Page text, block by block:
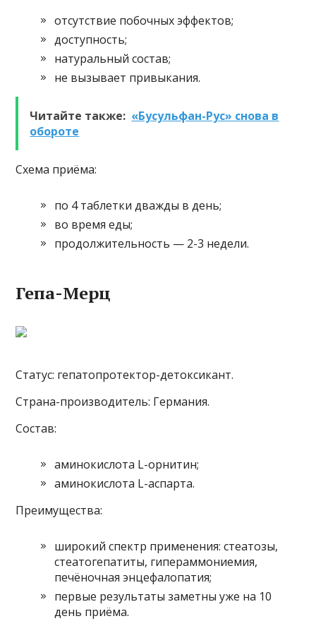
отсутствие побочных эффектов;
доступность;
натуральный состав;
не вызывает привыкания.
Читайте также: «Бусульфан-Рус» снова в
обороте
Схема приёма:
по 4 таблетки дважды в день;
во время еды;
продолжительность — 2-3 недели.
Гепа-Мерц
Статус: гепатопротектор-детоксикант.
Страна-производитель: Германия.
Состав:
аминокислота L-орнитин;
аминокислота L-аспарта.
Преимущества:
широкий спектр применения: стеатозы,
стеатогепатиты, гипераммониемия,
печёночная энцефалопатия;
первые результаты заметны уже на 10
день приёма.